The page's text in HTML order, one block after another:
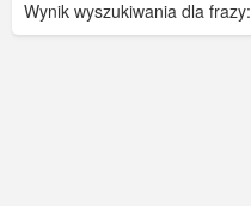
Wynik wyszukiwania dla frazy: